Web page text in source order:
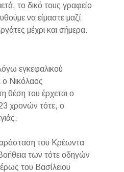
το δικό τους γραφείο
να είμαστε μαζί
μέχρι και σήμερα.
εγκεφαλικού
ο Νικόλαος
θέση του έρχεται ο
χρονών τότε, ο
του Κρέωντα
των τότε οδηγών
του Βασίλειου